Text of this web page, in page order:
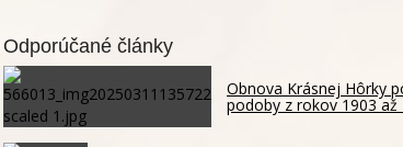
Odporúčané články
Obnova Krásnej Hôrky
podoby z rokov 1903 až